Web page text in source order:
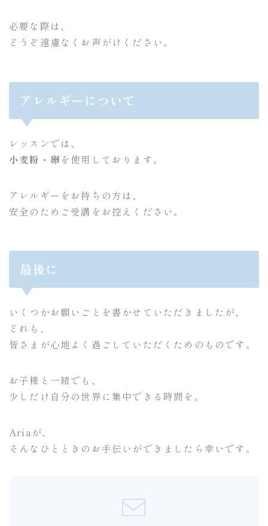
必要な際は、
どうぞ遠慮なくお声がけください。
アレルギーについて
レッスンでは、
小麦粉・卵 を使用しております。
アレルギーをお持ちの方は、
安全のためご受講をお控えください。
最後に
いくつかお願いごとを書かせていただきましたが、
どれも、
皆さまが心地よく過ごしていただくためのものです。
お子様と一緒でも、
少しだけ自分の世界に集中できる時間を。
Ariaが、
そんなひとときのお手伝いができましたら幸いです。